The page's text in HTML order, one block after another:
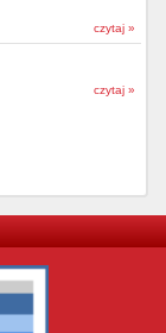
czytaj »
czytaj »